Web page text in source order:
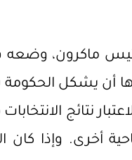
ماكرون، وضعه
أن يشكل الحكومة
نتائج
أخرى. وإذا كان